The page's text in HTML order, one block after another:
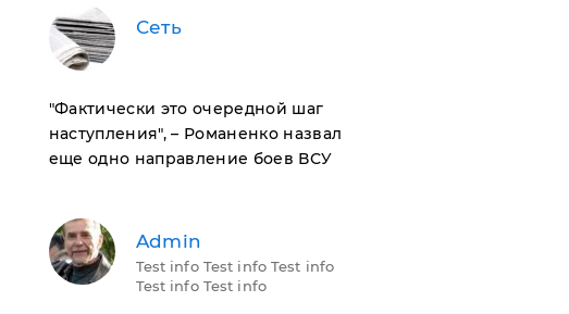
Сеть
​"Фактически это очередной шаг
наступления", – Романенко назвал
еще одно направление боев ВСУ
Admin
Test info Test info Test info
Test info Test info